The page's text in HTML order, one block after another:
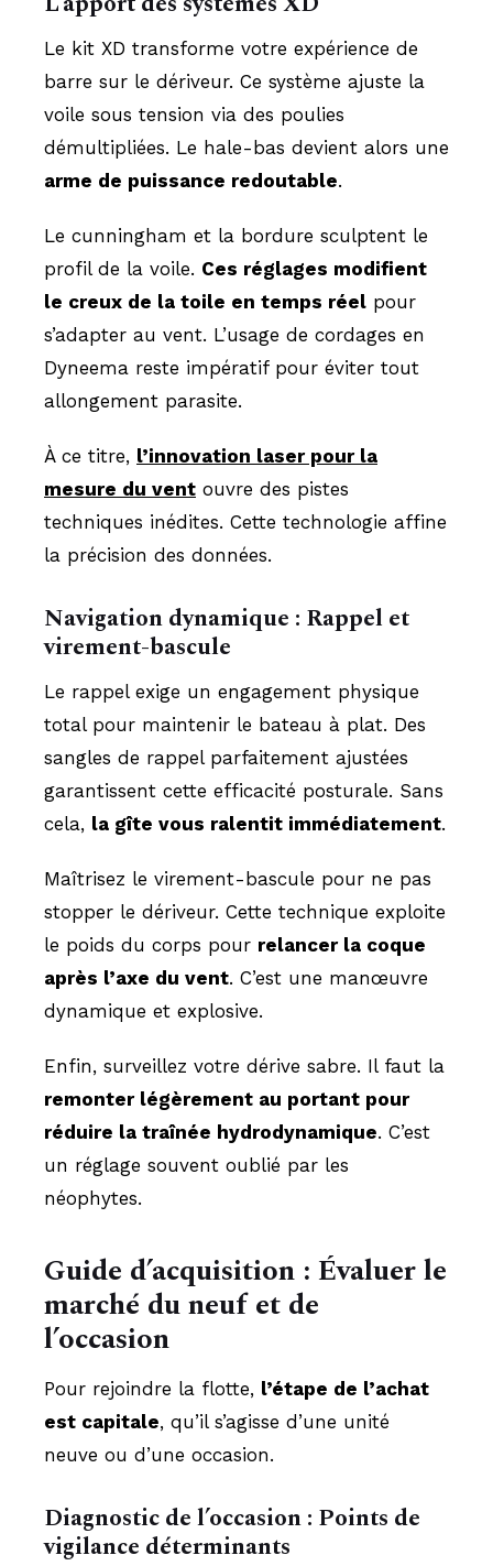
Le kit XD transforme votre expérience de
barre sur le dériveur. Ce système ajuste la
voile sous tension via des poulies
démultipliées. Le hale-bas devient alors une
arme de puissance redoutable.
Le cunningham et la bordure sculptent le
profil de la voile. Ces réglages modifient
le creux de la toile en temps réel pour
s’adapter au vent. L’usage de cordages en
Dyneema reste impératif pour éviter tout
allongement parasite.
À ce titre, l’innovation laser pour la
mesure du vent ouvre des pistes
techniques inédites. Cette technologie affine
la précision des données.
Navigation dynamique : Rappel et
virement-bascule
Le rappel exige un engagement physique
total pour maintenir le bateau à plat. Des
sangles de rappel parfaitement ajustées
garantissent cette efficacité posturale. Sans
cela, la gîte vous ralentit immédiatement.
Maîtrisez le virement-bascule pour ne pas
stopper le dériveur. Cette technique exploite
le poids du corps pour relancer la coque
après l’axe du vent. C’est une manœuvre
dynamique et explosive.
Enfin, surveillez votre dérive sabre. Il faut la
remonter légèrement au portant pour
réduire la traînée hydrodynamique. C’est
un réglage souvent oublié par les
néophytes.
Guide d’acquisition : Évaluer le
marché du neuf et de
l’occasion
Pour rejoindre la flotte, l’étape de l’achat
est capitale, qu’il s’agisse d’une unité
neuve ou d’une occasion.
Diagnostic de l’occasion : Points de
vigilance déterminants